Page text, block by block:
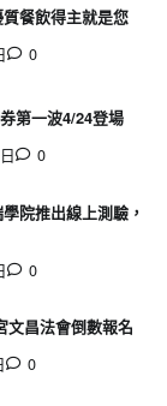
餐飲得主就是您
0
第一波4/24登場
0
院推出線上測驗，
0
文昌法會倒數報名
0